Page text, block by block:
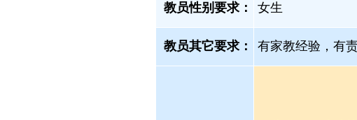
教员性别要求： 女生
教员其它要求： 有家教经验，有责